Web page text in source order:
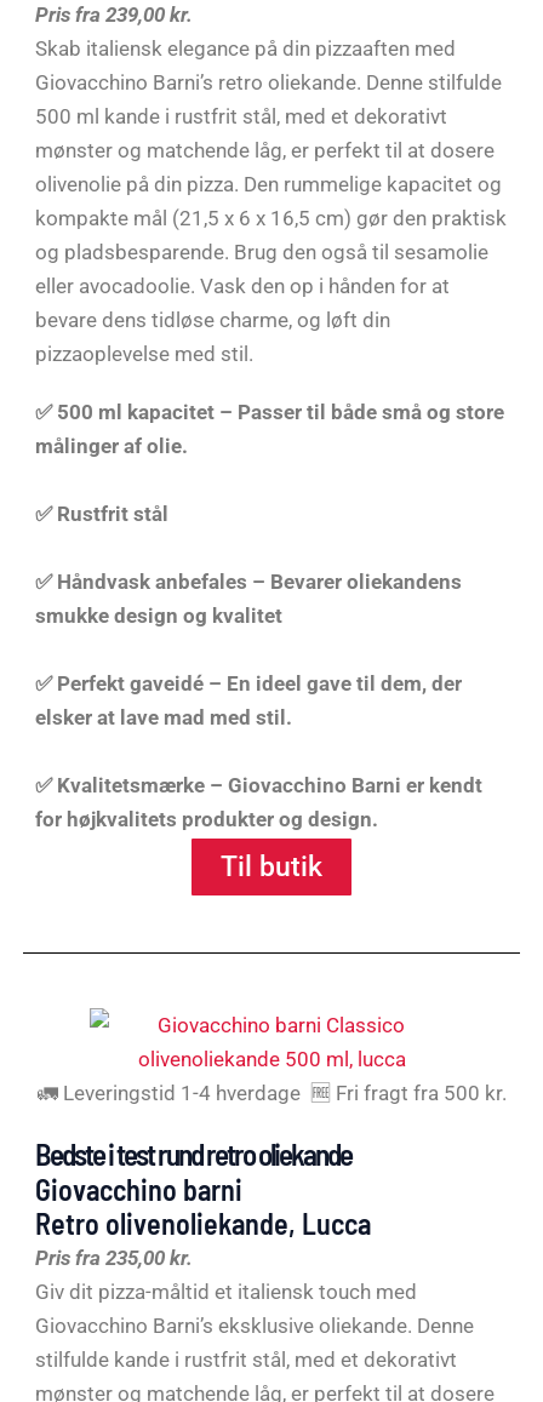
Pris fra 239,00 kr.
Skab italiensk elegance på din pizzaaften med
Giovacchino Barni’s retro oliekande. Denne stilfulde
500 ml kande i rustfrit stål, med et dekorativt
mønster og matchende låg, er perfekt til at dosere
olivenolie på din pizza. Den rummelige kapacitet og
kompakte mål (21,5 x 6 x 16,5 cm) gør den praktisk
og pladsbesparende. Brug den også til sesamolie
eller avocadoolie. Vask den op i hånden for at
bevare dens tidløse charme, og løft din
pizzaoplevelse med stil.
✅ 500 ml kapacitet – Passer til både små og store
målinger af olie.
✅ Rustfrit stål
✅ Håndvask anbefales – Bevarer oliekandens
smukke design og kvalitet
✅ Perfekt gaveidé – En ideel gave til dem, der
elsker at lave mad med stil.
✅ Kvalitetsmærke – Giovacchino Barni er kendt
for højkvalitets produkter og design.
Til butik
🚛 Leveringstid 1-4 hverdage 🆓 Fri fragt fra 500 kr.
Bedste i test rund retro oliekande
Giovacchino barni
Retro olivenoliekande, Lucca
Pris fra 235,00 kr.
Giv dit pizza-måltid et italiensk touch med
Giovacchino Barni’s eksklusive oliekande. Denne
stilfulde kande i rustfrit stål, med et dekorativt
mønster og matchende låg, er perfekt til at dosere